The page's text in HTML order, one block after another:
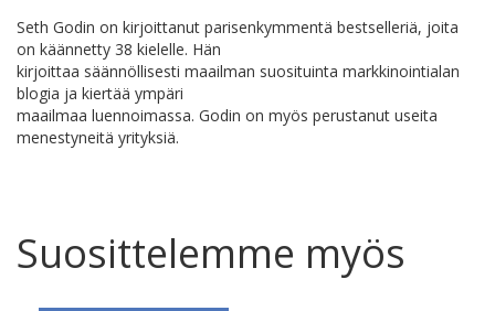
Seth Godin on kirjoittanut parisenkymmentä bestselleriä, joita
on käännetty 38 kielelle. Hän
kirjoittaa säännöllisesti maailman suosituinta markkinointialan
blogia ja kiertää ympäri
maailmaa luennoimassa. Godin on myös perustanut useita
menestyneitä yrityksiä.
Suosittelemme myös